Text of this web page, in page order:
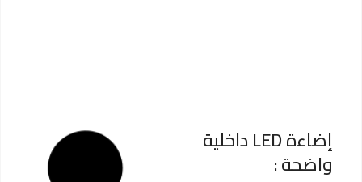
إضاءة LED داخلية
واضحة :